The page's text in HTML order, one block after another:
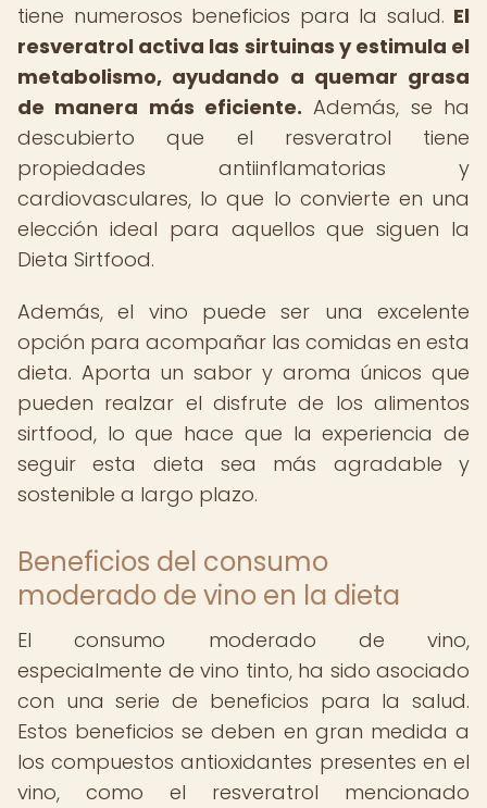
tiene numerosos beneficios para la salud. El
resveratrol activa las sirtuinas y estimula el
metabolismo, ayudando a quemar grasa
de manera más eficiente. Además, se ha
descubierto que el resveratrol tiene
propiedades antiinflamatorias y
cardiovasculares, lo que lo convierte en una
elección ideal para aquellos que siguen la
Dieta Sirtfood.
Además, el vino puede ser una excelente
opción para acompañar las comidas en esta
dieta. Aporta un sabor y aroma únicos que
pueden realzar el disfrute de los alimentos
sirtfood, lo que hace que la experiencia de
seguir esta dieta sea más agradable y
sostenible a largo plazo.
Beneficios del consumo
moderado de vino en la dieta
El consumo moderado de vino,
especialmente de vino tinto, ha sido asociado
con una serie de beneficios para la salud.
Estos beneficios se deben en gran medida a
los compuestos antioxidantes presentes en el
vino, como el resveratrol mencionado